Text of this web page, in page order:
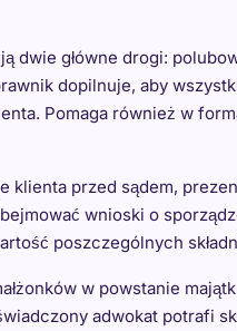
dwie główne drogi:
dopilnuje, aby
Pomaga również w
klienta przed sądem,
wnioski o
poszczególnych
w powstanie
adwokat potrafi